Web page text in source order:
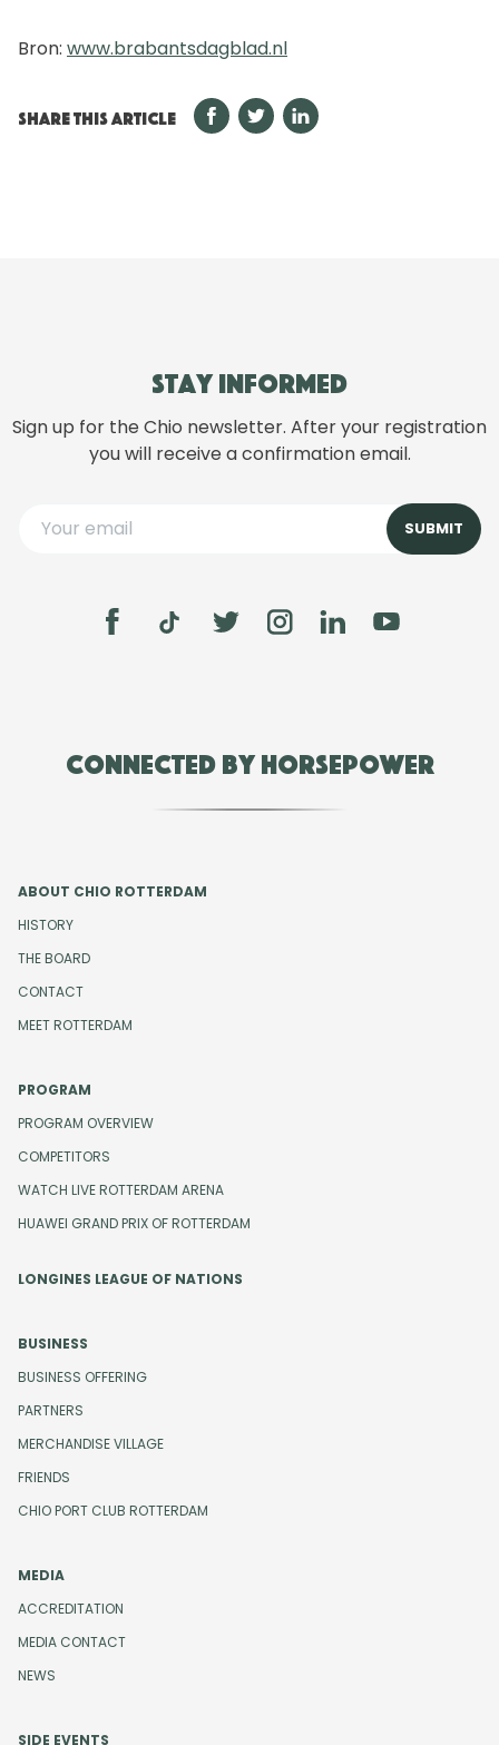
Bron: www.brabantsdagblad.nl
SHARE THIS ARTICLE
Stay informed
Sign up for the Chio newsletter. After your registration
you will receive a confirmation email.
Connected by Horsepower
ABOUT CHIO ROTTERDAM
HISTORY
THE BOARD
CONTACT
MEET ROTTERDAM
PROGRAM
PROGRAM OVERVIEW
COMPETITORS
WATCH LIVE ROTTERDAM ARENA
HUAWEI GRAND PRIX OF ROTTERDAM
LONGINES LEAGUE OF NATIONS
BUSINESS
BUSINESS OFFERING
PARTNERS
MERCHANDISE VILLAGE
FRIENDS
CHIO PORT CLUB ROTTERDAM
MEDIA
ACCREDITATION
MEDIA CONTACT
NEWS
SIDE EVENTS